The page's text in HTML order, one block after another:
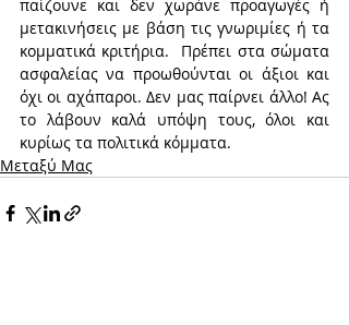
παίζουνε και δεν χωράνε προαγωγές ή
μετακινήσεις με βάση τις γνωριμίες ή τα
κομματικά κριτήρια.  Πρέπει στα σώματα
ασφαλείας να προωθούνται οι άξιοι και
όχι οι αχάπαροι. Δεν μας παίρνει άλλο! Ας
το λάβουν καλά υπόψη τους, όλοι και
κυρίως τα πολιτικά κόμματα.
Μεταξύ Μας